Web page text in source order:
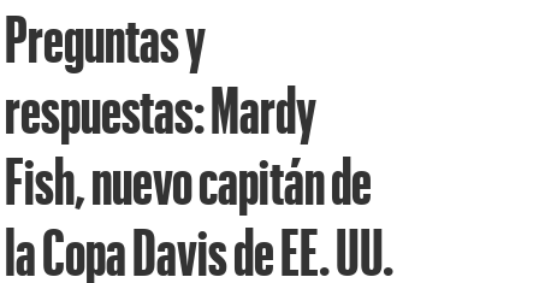
Preguntas y
respuestas: Mardy
Fish, nuevo capitán de
la Copa Davis de EE. UU.